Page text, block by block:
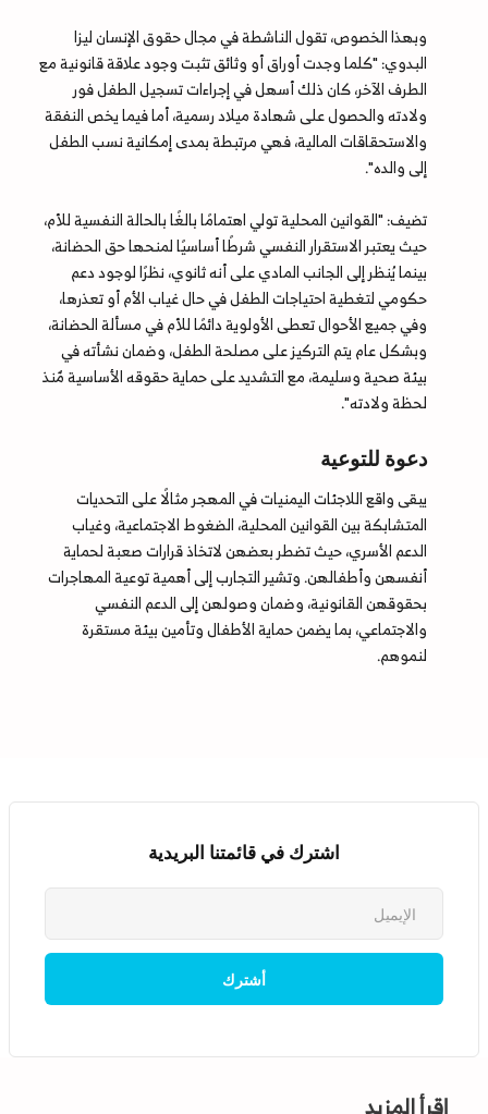
وبهذا الخصوص، تقول الناشطة في مجال حقوق الإنسان ليزا
البدوي: "كلما وجدت أوراق أو وثائق تثبت وجود علاقة قانونية مع
الطرف الآخر، كان ذلك أسهل في إجراءات تسجيل الطفل فور
ولادته والحصول على شهادة ميلاد رسمية، أما فيما يخص النفقة
والاستحقاقات المالية، فهي مرتبطة بمدى إمكانية نسب الطفل
إلى والده".
تضيف: "القوانين المحلية تولي اهتمامًا بالغًا بالحالة النفسية للأم،
حيث يعتبر الاستقرار النفسي شرطًا أساسيًا لمنحها حق الحضانة،
بينما يُنظر إلى الجانب المادي على أنه ثانوي، نظرًا لوجود دعم
حكومي لتغطية احتياجات الطفل في حال غياب الأم أو تعذرها،
وفي جميع الأحوال تعطى الأولوية دائمًا للأم في مسألة الحضانة،
وبشكل عام يتم التركيز على مصلحة الطفل، وضمان نشأته في
بيئة صحية وسليمة، مع التشديد على حماية حقوقه الأساسية مٌنذ
لحظة ولادته".
دعوة للتوعية
يبقى واقع اللاجئات اليمنيات في المهجر مثالًا على التحديات
المتشابكة بين القوانين المحلية، الضغوط الاجتماعية، وغياب
الدعم الأسري، حيث تضطر بعضهن لاتخاذ قرارات صعبة لحماية
أنفسهن وأطفالهن. وتشير التجارب إلى أهمية توعية المهاجرات
بحقوقهن القانونية، وضمان وصولهن إلى الدعم النفسي
والاجتماعي، بما يضمن حماية الأطفال وتأمين بيئة مستقرة
لنموهم.
اشترك في قائمتنا البريدية
إقرأ المزيد